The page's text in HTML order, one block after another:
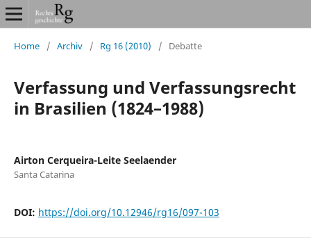
Home / Archiv / Rg 16 (2010) / Debatte
Verfassung und Verfassungsrecht
in Brasilien (1824–1988)
Airton Cerqueira-Leite Seelaender
Santa Catarina
DOI: https://doi.org/10.12946/rg16/097-103